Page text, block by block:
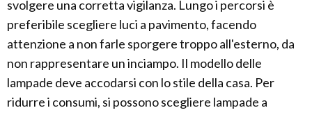
svolgere una corretta vigilanza. Lungo i percorsi è
preferibile scegliere luci a pavimento, facendo
attenzione a non farle sporgere troppo all'esterno, da
non rappresentare un inciampo. Il modello delle
lampade deve accodarsi con lo stile della casa. Per
ridurre i consumi, si possono scegliere lampade a